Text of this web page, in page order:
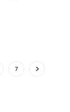
7